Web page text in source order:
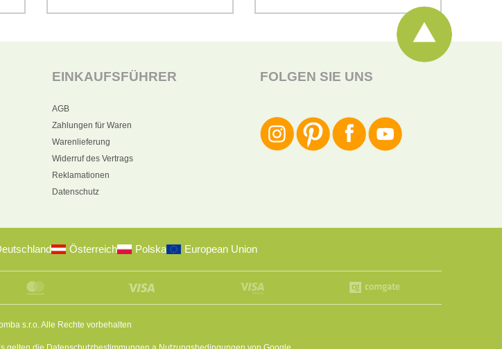
EINKAUFSFÜHRER
AGB
Zahlungen für Waren
Warenlieferung
Widerruf des Vertrags
Reklamationen
Datenschutz
FOLGEN SIE UNS
Österreich Polska European Union
s.r.o.Alle Rechte vorbehalten